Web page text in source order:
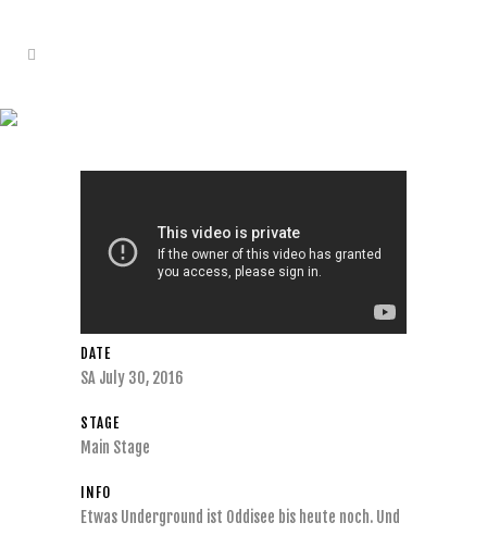
DATE
SA July 30, 2016
STAGE
Main Stage
INFO
Etwas Underground ist Oddisee bis heute noch. Und